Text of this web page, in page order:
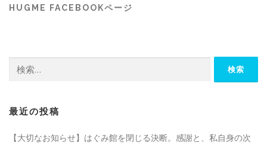
HUGME FACEBOOKページ
索:
最近の投稿
【大切なお知らせ】はぐみ館を閉じる決断。感謝と、私自身の次